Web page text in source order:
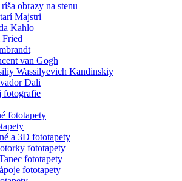
obrazy na stenu
Majstri
Kahlo
Fried
van Gogh
Wassilyevich Kandinskiy
Dali
fotografie
fototapety
a 3D fototapety
fototapety
fototapety
fototapety